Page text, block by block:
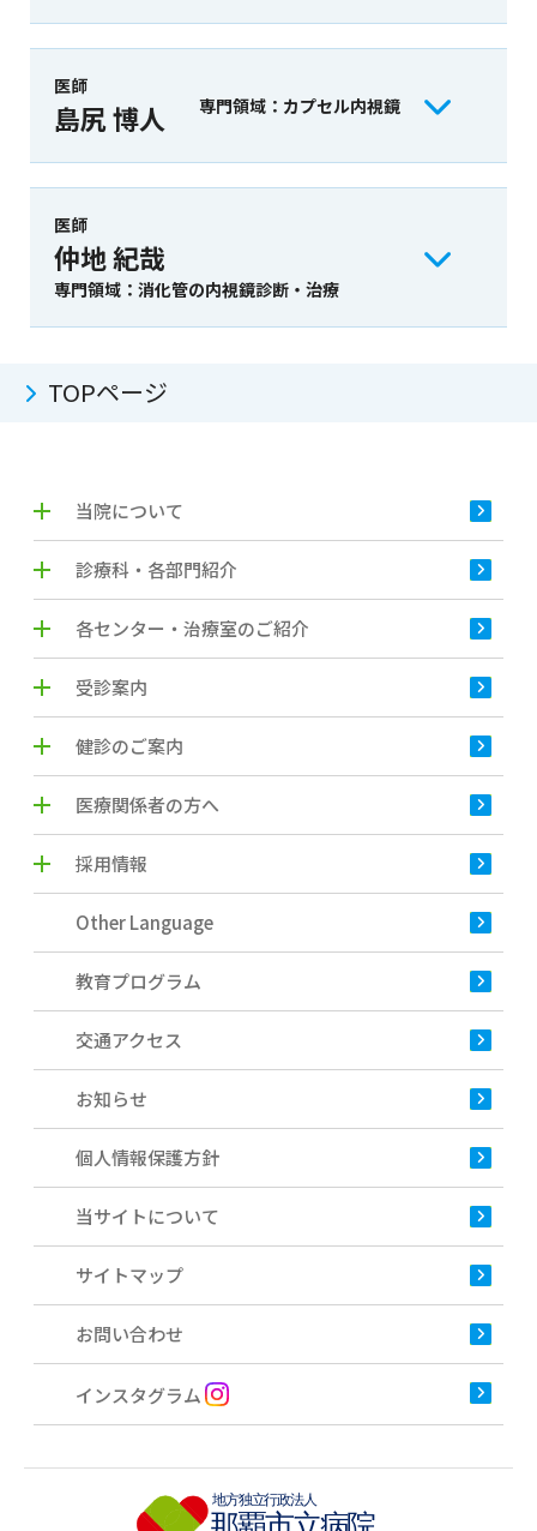
医師
島尻 博人 専門領域：カプセル内視鏡
医師
仲地 紀哉
専門領域：消化管の内視鏡診断・治療
TOPページ
当院について
診療科・各部門紹介
各センター・治療室のご紹介
受診案内
健診のご案内
医療関係者の方へ
採用情報
Other Language
教育プログラム
交通アクセス
お知らせ
個人情報保護方針
当サイトについて
サイトマップ
お問い合わせ
インスタグラム